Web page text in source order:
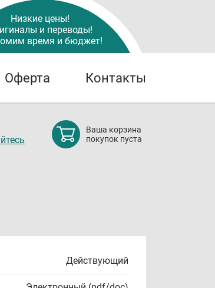
Низкие цены!
и переводы!
время и бюджет!
Оферта Контакты
Ваша корзина
покупок пуста
Действующий